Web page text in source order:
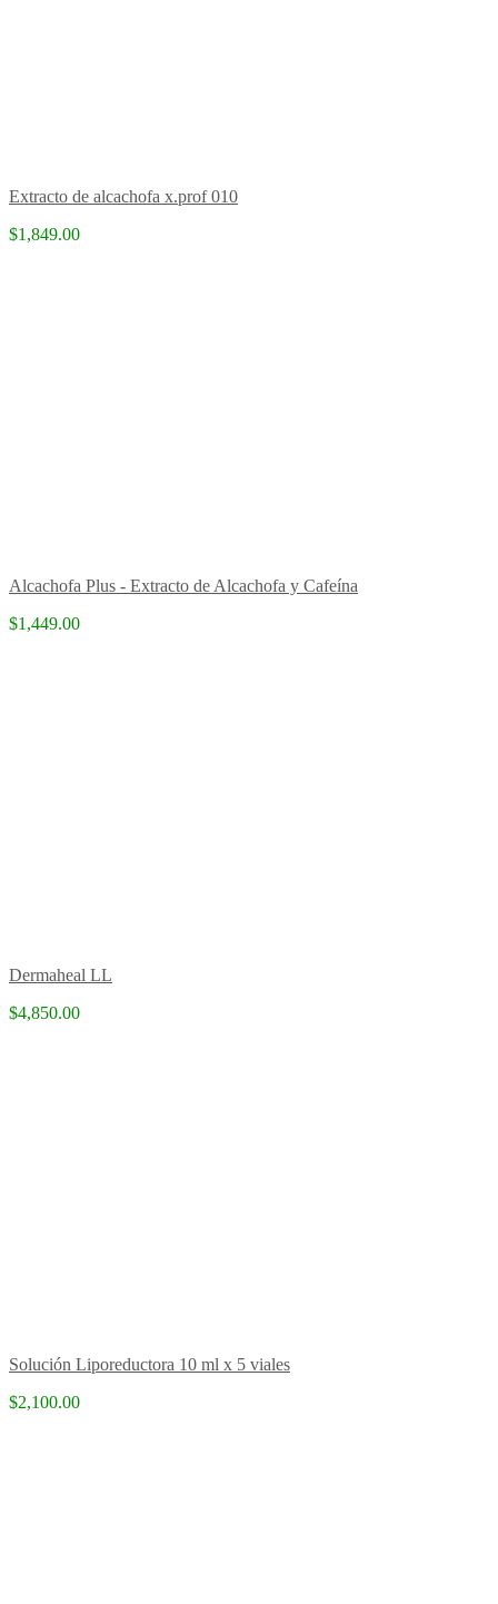
Extracto de alcachofa x.prof 010
$1,849.00
Alcachofa Plus - Extracto de Alcachofa y Cafeína
$1,449.00
Dermaheal LL
$4,850.00
Solución Liporeductora 10 ml x 5 viales
$2,100.00